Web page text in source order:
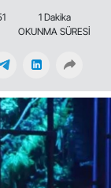
1 Dakika
OKUNMA SÜRESİ